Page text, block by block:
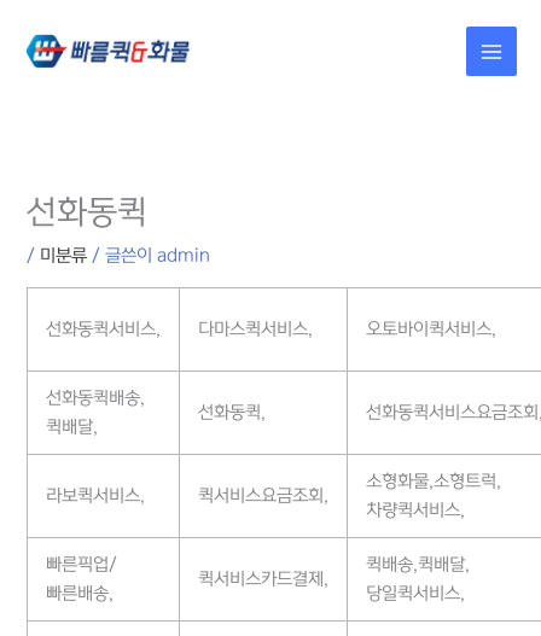
건너뛰기
선화동퀵
/ 미분류 / 글쓴이admin
선화동퀵서비스, 다마스퀵서비스, 오토바이퀵서비스,
선화동퀵배송,
퀵배달,
선화동퀵, 선화동퀵서비스요금조
라보퀵서비스, 퀵서비스요금조회,
소형화물,소형트럭,
차량퀵서비스,
빠른픽업/
빠른배송,
퀵서비스카드결제,
퀵배송,퀵배달,
당일퀵서비스,